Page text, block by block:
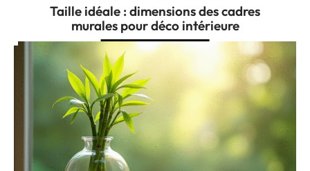
Taille idéale : dimensions des cadres
murales pour déco intérieure